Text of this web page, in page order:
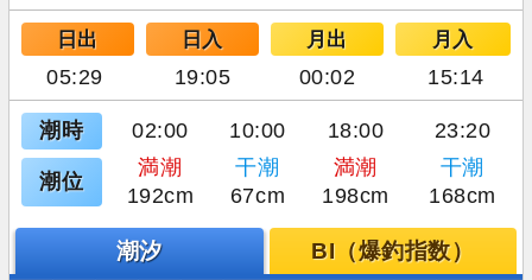
日出 日入 月出 月入
05:29 19:05 00:02 15:14
潮時 02:00 10:00 18:00 23:20
潮位
満潮 干潮 満潮
干潮
192cm
67cm 198cm 168cm
潮汐 BI（爆釣指数）